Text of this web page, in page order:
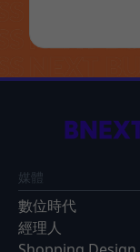
媒體
數位時代
經理人